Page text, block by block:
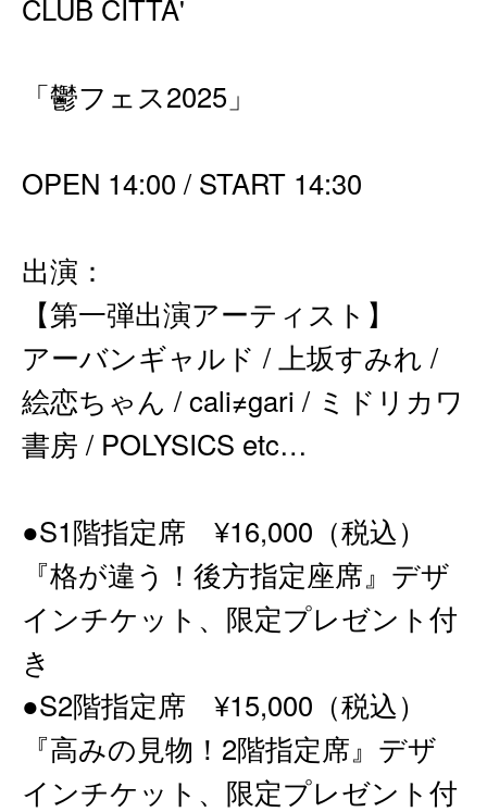
CLUB CITTA'
「鬱フェス2025」
OPEN 14:00 / START 14:30
出演：
【第一弾出演アーティスト】
アーバンギャルド / 上坂すみれ /
絵恋ちゃん / cali≠gari / ミドリカワ
書房 / POLYSICS etc…
●S1階指定席 ¥16,000（税込）
『格が違う！後方指定座席』デザ
インチケット、限定プレゼント付
き
●S2階指定席 ¥15,000（税込）
『高みの見物！2階指定席』デザ
インチケット、限定プレゼント付